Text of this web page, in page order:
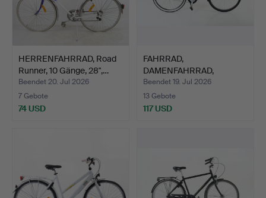
HERRENFAHRRAD, Road
Runner, 10 Gänge, 28",…
Beendet 20. Jul 2026
7 Gebote
74 USD
FAHRRAD,
DAMENFAHRRAD,
SJÖSALA, 28", 2025-…
Beendet 19. Jul 2026
13 Gebote
117 USD